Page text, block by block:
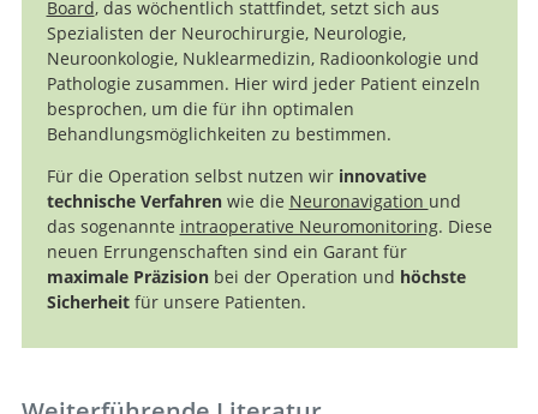
Board, das wöchentlich stattfindet, setzt sich aus
Spezialisten der Neurochirurgie, Neurologie,
Neuroonkologie, Nuklearmedizin, Radioonkologie und
Pathologie zusammen. Hier wird jeder Patient einzeln
besprochen, um die für ihn optimalen
Behandlungsmöglichkeiten zu bestimmen.
Für die Operation selbst nutzen wir innovative
technische Verfahrenwie die Neuronavigation und
das sogenannte intraoperative Neuromonitoring. Diese
neuen Errungenschaften sind ein Garant für
maximale Präzisionbei der Operation und höchste
Sicherheitfür unsere Patienten.